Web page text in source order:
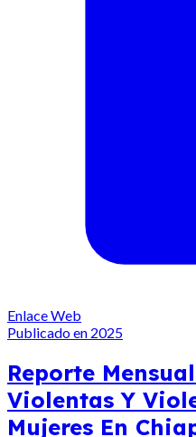
Enlace Web
Publicado en 2025
Reporte
Violentas Y
Mujeres En